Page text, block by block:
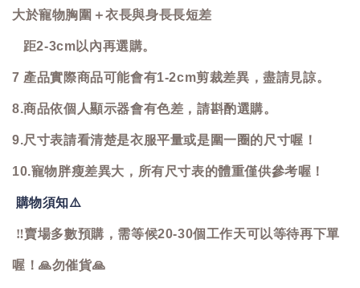
大於寵物胸圍＋衣長與身長長短差
距2-3cm以內再選購。
7 產品實際商品可能會有1-2cm剪裁差異，盡請見諒。
8.商品依個人顯示器會有色差，請斟酌選購。
9.尺寸表請看清楚是衣服平量或是圍一圈的尺寸喔！
10.寵物胖瘦差異大，所有尺寸表的體重僅供參考喔！
購物須知⚠️
‼️賣場多數預購，需等候20-30個工作天可以等待再下單
喔！🙏勿催貨🙏